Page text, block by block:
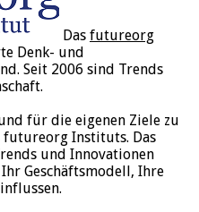
Das futureorg
Denk- und
Seit 2006 sind Trends
für die eigenen Ziele zu
futureorg Instituts. Das
und Innovationen
Geschäftsmodell, Ihre